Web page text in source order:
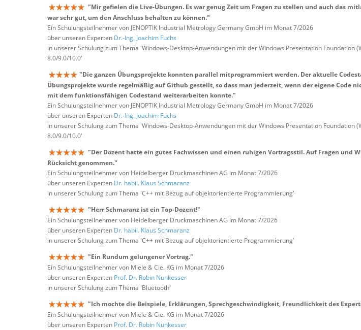
"Mir gefielen die Live-Übungen. Es war genug Zeit um Fragen zu stellen und auch das
war sehr gut, um den Anschluss behalten zu können."
Ein Schulungsteilnehmer von JENOPTIK Industrial Metrology Germany GmbH im Monat 7/2026
über unseren Experten Dr.-Ing. Joachim Fuchs
in unserer Schulung zum Thema 'Windows-Desktop-Anwendungen mit der Windows Presentation Foundation
8.0/9.0/10.0'
"Die ganzen Übungsprojekte konnten parallel mitprogrammiert werden. Der aktuelle
Übungsprojekte wurde regelmäßig auf Github gestellt, so dass man jederzeit, wenn der eigene Code
mit dem funktionsfähigen Codestand weiterarbeiten konnte."
Ein Schulungsteilnehmer von JENOPTIK Industrial Metrology Germany GmbH im Monat 7/2026
über unseren Experten Dr.-Ing. Joachim Fuchs
in unserer Schulung zum Thema 'Windows-Desktop-Anwendungen mit der Windows Presentation Foundation
8.0/9.0/10.0'
"Der Dozent hatte ein gutes Fachwissen und einen ruhigen Vortragsstil. Auf Fragen und
Rücksicht genommen."
Ein Schulungsteilnehmer von Heidelberger Druckmaschinen AG im Monat 7/2026
über unseren Experten Dr. habil. Klaus Schmaranz
in unserer Schulung zum Thema 'C++ mit Bezug auf objektorientierte Programmierung'
"Herr Schmaranz ist ein Top-Dozent!"
Ein Schulungsteilnehmer von Heidelberger Druckmaschinen AG im Monat 7/2026
über unseren Experten Dr. habil. Klaus Schmaranz
in unserer Schulung zum Thema 'C++ mit Bezug auf objektorientierte Programmierung'
"Ein Rundum gelungener Vortrag."
Ein Schulungsteilnehmer von Miele & Cie. KG im Monat 7/2026
über unseren Experten Prof. Dr. Robin Nunkesser
in unserer Schulung zum Thema 'Bluetooth'
"Ich mochte die Beispiele, Erklärungen, Sprechgeschwindigkeit, Freundlichkeit des
Ein Schulungsteilnehmer von Miele & Cie. KG im Monat 7/2026
über unseren Experten Prof. Dr. Robin Nunkesser